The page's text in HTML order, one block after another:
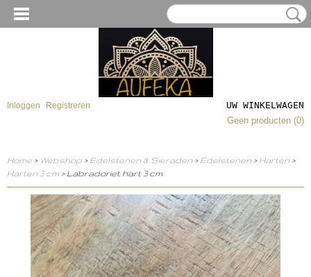
Inloggen Registreren
UW WINKELWAGEN
Geen producten (0)
Home > Webshop > Edelstenen & Sieraden > Edelstenen > Harten >
Harten 3 cm > Labradoriet hart 3 cm